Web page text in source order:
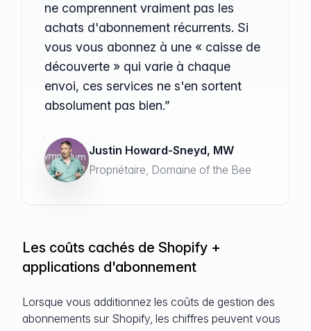
ne comprennent vraiment pas les
achats d'abonnement récurrents. Si
vous vous abonnez à une « caisse de
découverte » qui varie à chaque
envoi, ces services ne s'en sortent
absolument pas bien.”
Justin Howard-Sneyd, MW
Propriétaire, Domaine of the Bee
Les coûts cachés de Shopify +
applications d'abonnement
Lorsque vous additionnez les coûts de gestion des
abonnements sur Shopify, les chiffres peuvent vous